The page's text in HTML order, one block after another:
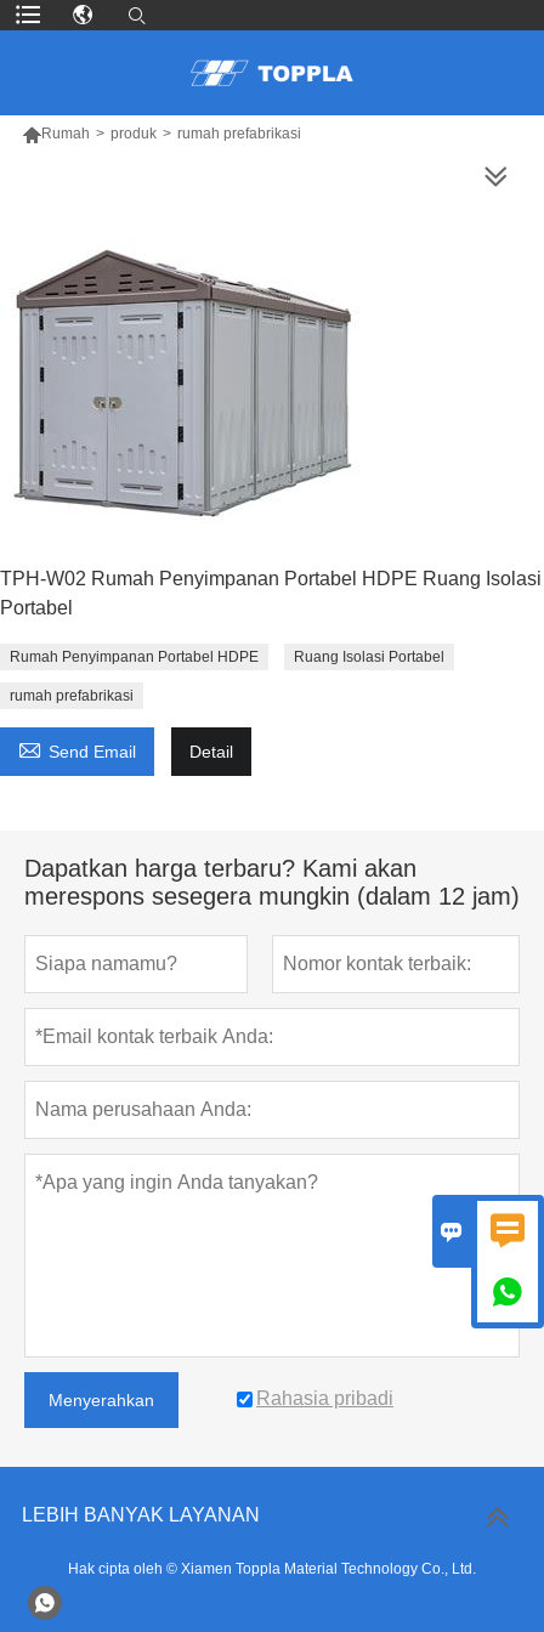
Rumah > produk > rumah prefabrikasi
TPH-W02 Rumah Penyimpanan Portabel HDPE Ruang Isolasi
Portabel
Rumah Penyimpanan Portabel HDPE Ruang Isolasi Portabel
rumah prefabrikasi
 Send Email Detail
Dapatkan harga terbaru? Kami akan
merespons sesegera mungkin (dalam 12 jam)
Menyerahkan Rahasia pribadi
LEBIH BANYAK LAYANAN
Hak cipta oleh © Xiamen Toppla Material Technology Co., Ltd.

 
